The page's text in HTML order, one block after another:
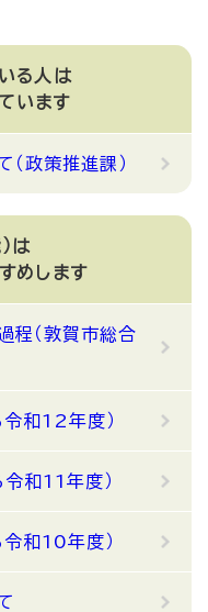
る人は
います
政策推進課）
は
めします
程（敦賀市総合
和12年度）
和11年度）
和10年度）